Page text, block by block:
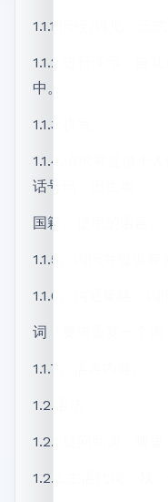
1.1.1.问候/再见。正
1.1.2.进行演示：自
中。
1.1.3.拼写。
1.1.4.请求并提供个
话号码、出生地、
国籍、使用的语言。
1.1.5。询问并提供有
1.1.6。沟通策略：询
词，要求重复一个词
1.1.7。语言内容。
1.2.语法
1.2.1.疑问助词：哪
1.2.2.主语代词：我